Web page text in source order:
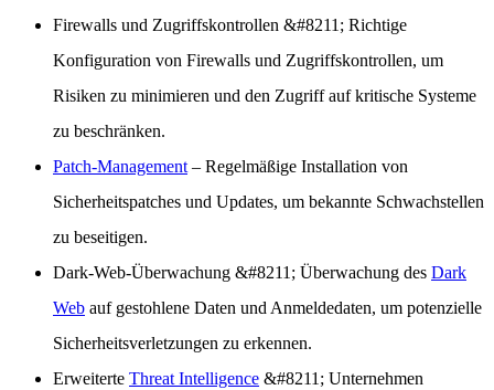
Firewalls und Zugriffskontrollen &#8211; Richtige
Konfiguration von Firewalls und Zugriffskontrollen, um
Risiken zu minimieren und den Zugriff auf kritische Systeme
zu beschränken.
Patch-Management – Regelmäßige Installation von
Sicherheitspatches und Updates, um bekannte Schwachstellen
zu beseitigen.
Dark-Web-Überwachung &#8211; Überwachung des Dark
Web auf gestohlene Daten und Anmeldedaten, um potenzielle
Sicherheitsverletzungen zu erkennen.
Erweiterte Threat Intelligence &#8211; Unternehmen